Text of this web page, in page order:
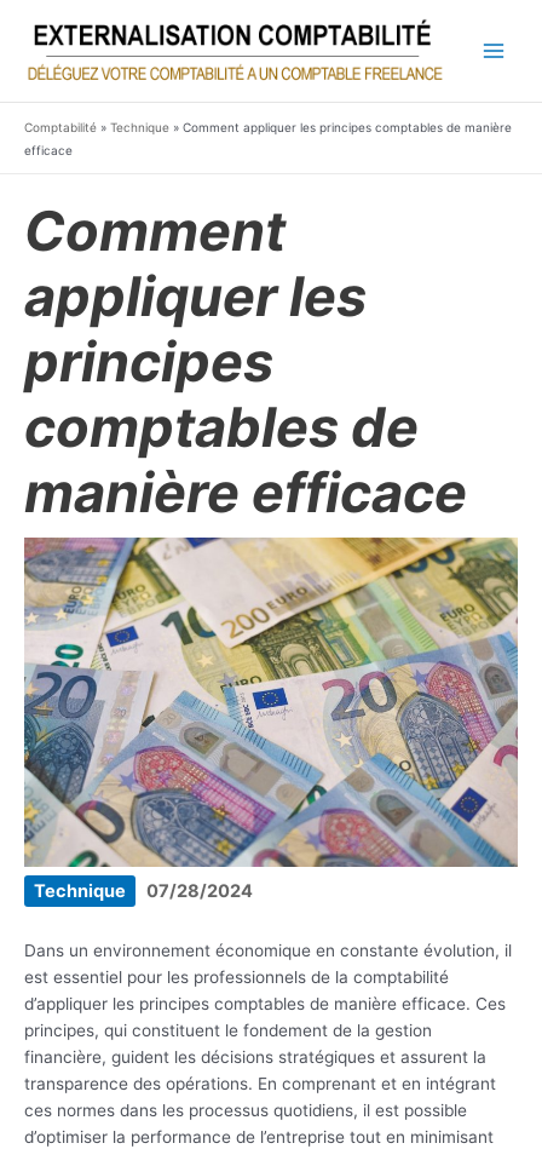
contenu
Comptabilité » Technique » Comment appliquer les principes comptables de manière
efficace
Comment
appliquer les
principes
comptables de
manière efficace
Technique 07/28/2024
Dans un environnement économique en constante évolution, il
est essentiel pour les professionnels de la comptabilité
d’appliquer les principes comptables de manière efficace. Ces
principes, qui constituent le fondement de la gestion
financière, guident les décisions stratégiques et assurent la
transparence des opérations. En comprenant et en intégrant
ces normes dans les processus quotidiens, il est possible
d’optimiser la performance de l’entreprise tout en minimisant